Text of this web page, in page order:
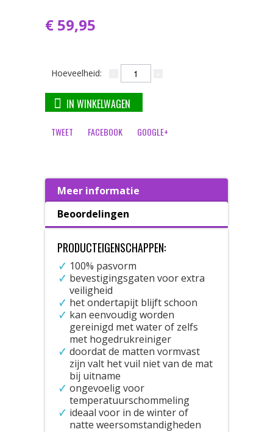
€ 59,95
Hoeveelheid:
IN WINKELWAGEN
TWEET FACEBOOK GOOGLE+
Meer informatie
Beoordelingen
PRODUCTEIGENSCHAPPEN:
100% pasvorm
bevestigingsgaten voor extra
veiligheid
het ondertapijt blijft schoon
kan eenvoudig worden
gereinigd met water of zelfs
met hogedrukreiniger
doordat de matten vormvast
zijn valt het vuil niet van de mat
bij uitname
ongevoelig voor
temperatuurschommeling
ideaal voor in de winter of
natte weersomstandigheden